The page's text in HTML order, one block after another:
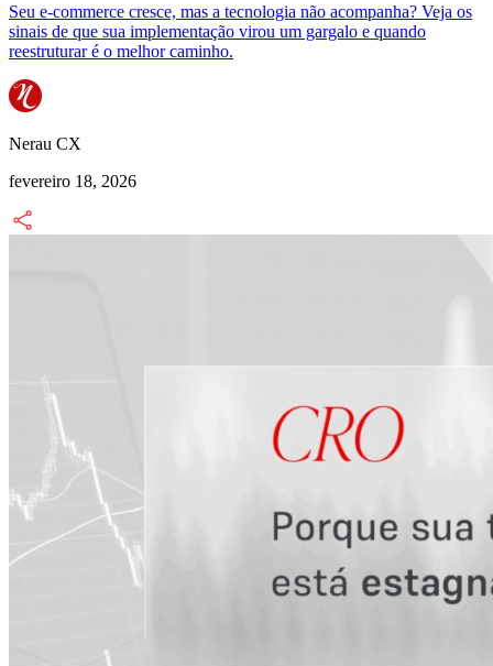
Seu e-commerce cresce, mas a tecnologia não acompanha? Veja os
sinais de que sua implementação virou um gargalo e quando
reestruturar é o melhor caminho.
Nerau CX
fevereiro 18, 2026